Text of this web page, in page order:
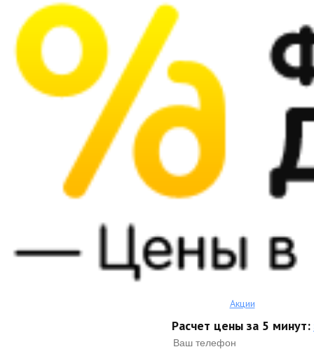
Акции
Расчет цены за 5 минут: